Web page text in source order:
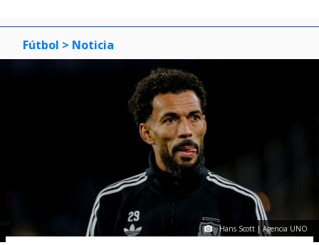
Fútbol > Noticia
Hans Scott | Agencia UNO